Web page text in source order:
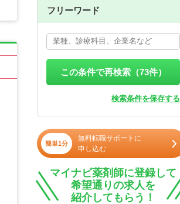
フリーワード
この条件で再検索（73件）
検索条件を保存する
簡単1分
無料転職サポートに
申し込む
マイナビ薬剤師に登録して
希望通りの求人を
紹介してもらう！